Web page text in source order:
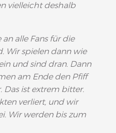
vielleicht deshalb
alle Fans für die
Wir spielen dann wie
und sind dran. Dann
am Ende den Pfiff
Das ist extrem bitter.
verliert, und wir
Wir werden bis zum